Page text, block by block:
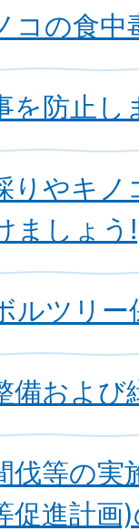
コの食中
を防止し
りやキノ
ましょう!
ルツリー
備および
伐等の実
促進計画